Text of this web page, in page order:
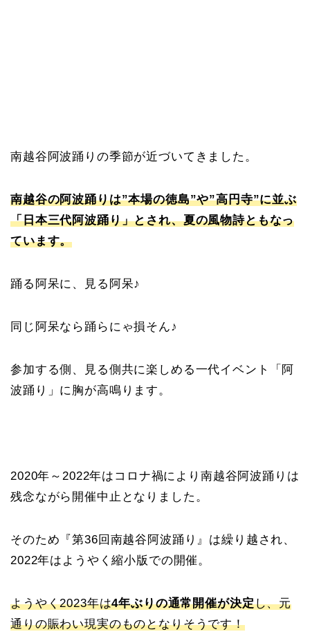
南越谷阿波踊りの季節が近づいてきました。
南越谷の阿波踊りは”本場の徳島”や”高円寺”に並ぶ
「日本三代阿波踊り」とされ、夏の風物詩ともなっ
ています。
踊る阿呆に、見る阿呆♪
同じ阿呆なら踊らにゃ損そん♪
参加する側、見る側共に楽しめる一代イベント「阿
波踊り」に胸が高鳴ります。
2020年～2022年はコロナ禍により南越谷阿波踊りは
残念ながら開催中止となりました。
そのため『第36回南越谷阿波踊り』は繰り越され、
2022年はようやく縮小版での開催。
ようやく2023年は4年ぶりの通常開催が決定し、元
通りの賑わい現実のものとなりそうです！